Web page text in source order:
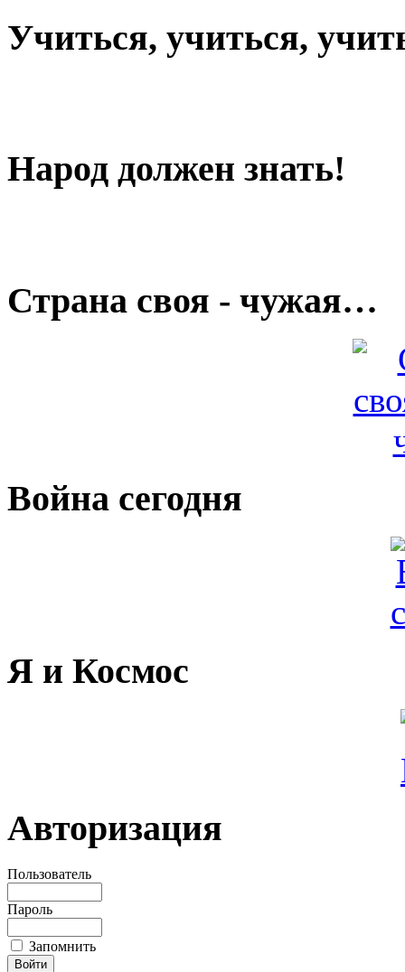
Учиться, учиться,
Народ должен знать!
Страна своя - чужая…
Война сегодня
Я и Космос
Авторизация
Пользователь
Пароль
Запомнить